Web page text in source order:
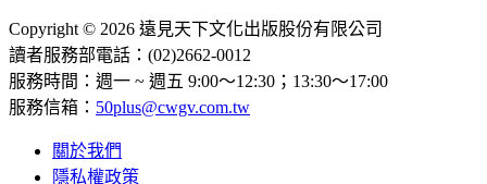
Copyright © 2026 遠見天下文化出版股份有限公司
讀者服務部電話：(02)2662-0012
服務時間：週一 ~ 週五 9:00～12:30；13:30～17:00
服務信箱： 50plus@cwgv.com.tw
關於我們
隱私權政策